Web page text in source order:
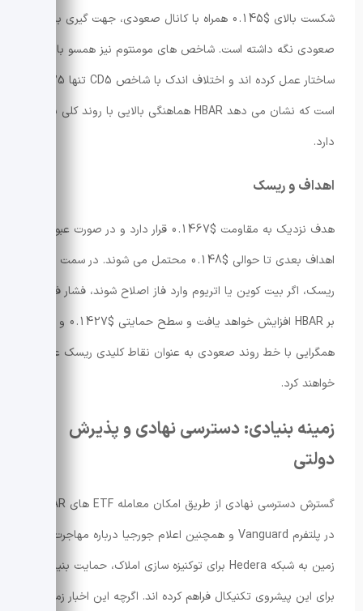
شکست بالای $0.145 همراه با کانال صعودی، جهت گیری بازار را
صعودی نگه داشته است. شاخص های مومنتوم نیز همسو با این
است که نشان می دهد HBAR هماهنگی بالایی با روند کلی بازار
دارد.
اهداف و ریسک
هدف نزدیک به مقاومت $0.1467 قرار دارد و در صورت عبور،
اهداف بعدی تا حوالی $0.148 محتمل می شوند. در سمت
ریسک، اگر بیت کوین یا اتریوم وارد فاز اصلاح شوند، فشار فروش
بر HBAR افزایش خواهد یافت و سطح حمایتی $0.1427 و
همگرایی با خط روند صعودی به عنوان نقاط کلیدی ریسک عمل
خواهند کرد.
زمینه بنیادی: دسترسی نهادی و پذیرش
دولتی
گسترش دسترسی نهادی از طریق امکان معامله ETF های HBAR
در پلتفرم Vanguard و همچنین اعلام جورجیا درباره مهاجرت ثبت
زمین به شبکه Hedera برای توکنیزه سازی املاک، حمایت بنیادی را
برای این پیشروی تکنیکال فراهم کرده اند. اگرچه این اخبار زمینه را